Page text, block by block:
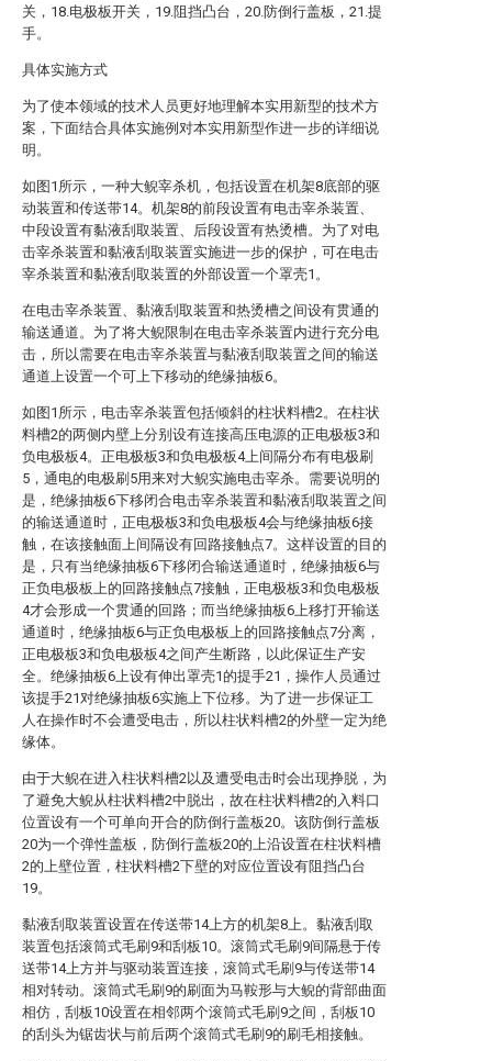
关，18.电极板开关，19.阻挡凸台，20.防倒行盖板，21.提
手。
具体实施方式
为了使本领域的技术人员更好地理解本实用新型的技术方
案，下面结合具体实施例对本实用新型作进一步的详细说
明。
如图1所示，一种大鲵宰杀机，包括设置在机架8底部的驱
动装置和传送带14。机架8的前段设置有电击宰杀装置、
中段设置有黏液刮取装置、后段设置有热烫槽。为了对电
击宰杀装置和黏液刮取装置实施进一步的保护，可在电击
宰杀装置和黏液刮取装置的外部设置一个罩壳1。
在电击宰杀装置、黏液刮取装置和热烫槽之间设有贯通的
输送通道。为了将大鲵限制在电击宰杀装置内进行充分电
击，所以需要在电击宰杀装置与黏液刮取装置之间的输送
通道上设置一个可上下移动的绝缘抽板6。
如图1所示，电击宰杀装置包括倾斜的柱状料槽2。在柱状
料槽2的两侧内壁上分别设有连接高压电源的正电极板3和
负电极板4。正电极板3和负电极板4上间隔分布有电极刷
5，通电的电极刷5用来对大鲵实施电击宰杀。需要说明的
是，绝缘抽板6下移闭合电击宰杀装置和黏液刮取装置之间
的输送通道时，正电极板3和负电极板4会与绝缘抽板6接
触，在该接触面上间隔设有回路接触点7。这样设置的目的
是，只有当绝缘抽板6下移闭合输送通道时，绝缘抽板6与
正负电极板上的回路接触点7接触，正电极板3和负电极板
4才会形成一个贯通的回路；而当绝缘抽板6上移打开输送
通道时，绝缘抽板6与正负电极板上的回路接触点7分离，
正电极板3和负电极板4之间产生断路，以此保证生产安
全。绝缘抽板6上设有伸出罩壳1的提手21，操作人员通过
该提手21对绝缘抽板6实施上下位移。为了进一步保证工
人在操作时不会遭受电击，所以柱状料槽2的外壁一定为绝
缘体。
由于大鲵在进入柱状料槽2以及遭受电击时会出现挣脱，为
了避免大鲵从柱状料槽2中脱出，故在柱状料槽2的入料口
位置设有一个可单向开合的防倒行盖板20。该防倒行盖板
20为一个弹性盖板，防倒行盖板20的上沿设置在柱状料槽
2的上壁位置，柱状料槽2下壁的对应位置设有阻挡凸台
19。
黏液刮取装置设置在传送带14上方的机架8上。黏液刮取
装置包括滚筒式毛刷9和刮板10。滚筒式毛刷9间隔悬于传
送带14上方并与驱动装置连接，滚筒式毛刷9与传送带14
相对转动。滚筒式毛刷9的刷面为马鞍形与大鲵的背部曲面
相仿，刮板10设置在相邻两个滚筒式毛刷9之间，刮板10
的刮头为锯齿状与前后两个滚筒式毛刷9的刷毛相接触。